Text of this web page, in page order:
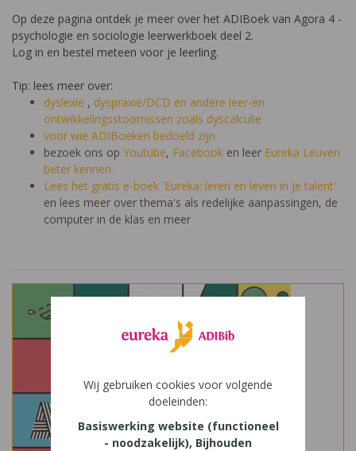
Op deze pagina ontdek je meer over het ADIBoek van Agora 4 -
psychologie en sociologie leerwerkboek deel 2.
Log in en bestel meteen voor je leerling.
Tip: lees meer over:
dyslexie , dyspraxie/DCD en andere leer-en
ontwikkelingsstoornissen zoals dyscalculie
voor wie ADIBoeken bedoeld zijn
bezoek ons op Youtube, Facebook en leer Eureka Leuven
beter kennen.
Lees het gratis e-boek 'Eureka: leren en leven in je talent'
en lees meer over thema's als redelijke aanpassingen, de
computer in de klas en meer
Wij gebruiken cookies voor volgende
doeleinden:
Basiswerking website (functioneel
- noodzakelijk), Bijhouden